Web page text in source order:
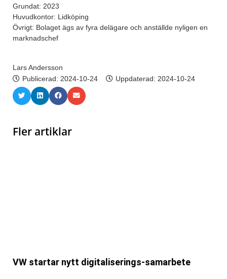
Grundat: 2023
Huvudkontor: Lidköping
Övrigt: Bolaget ägs av fyra delägare och anställde nyligen en
marknadschef
Lars Andersson
Publicerad: 2024-10-24 Uppdaterad: 2024-10-24
Fler artiklar
VW startar nytt digitaliserings-samarbete